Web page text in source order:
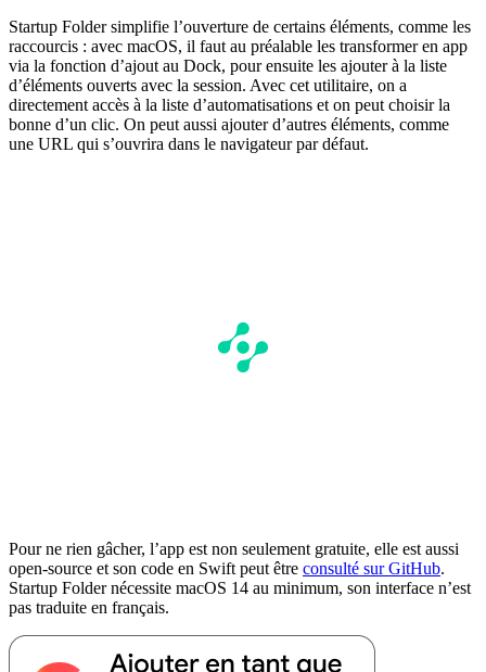
Startup Folder simplifie l’ouverture de certains éléments, comme les
raccourcis : avec macOS, il faut au préalable les transformer en app
via la fonction d’ajout au Dock, pour ensuite les ajouter à la liste
d’éléments ouverts avec la session. Avec cet utilitaire, on a
directement accès à la liste d’automatisations et on peut choisir la
bonne d’un clic. On peut aussi ajouter d’autres éléments, comme
une URL qui s’ouvrira dans le navigateur par défaut.
Pour ne rien gâcher, l’app est non seulement gratuite, elle est aussi
open-source et son code en Swift peut être consulté sur GitHub.
Startup Folder nécessite macOS 14 au minimum, son interface n’est
pas traduite en français.